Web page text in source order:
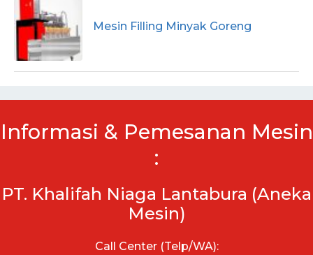
Mesin Filling Minyak Goreng
Informasi & Pemesanan Mesin
:
PT. Khalifah Niaga Lantabura (Aneka
Mesin)
Call Center (Telp/WA):